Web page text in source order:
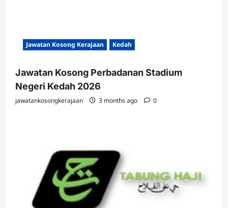
Jawatan Kosong Kerajaan Kedah
Jawatan Kosong Perbadanan Stadium
Negeri Kedah 2026
jawatankosongkerajaan 3 months ago 0